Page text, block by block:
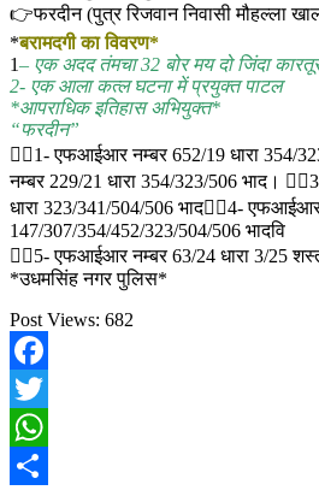
👉फरदीन (पुत्र रिजवान निवासी मौहल्ला
*बरामदगी का विवरण*
1– एक अदद तंमचा 32 बोर मय दो जिंदा
2- एक आला कत्ल घटना में प्रयुक्त पाटल
*आपराधिक इतिहास अभियुक्त*
“फरदीन”
👉🏽1- एफआईआर नम्बर 652/19 धारा 354/
नम्बर 229/21 धारा 354/323/506 भाद।
धारा 323/341/504/506 भाद👉🏽4-
147/307/354/452/323/504/506 भादवि
👉🏽5- एफआईआर नम्बर 63/24 धारा 3/25
*उधमसिंह नगर पुलिस*
Post Views: 682
Facebook
Twitter
WhatsApp